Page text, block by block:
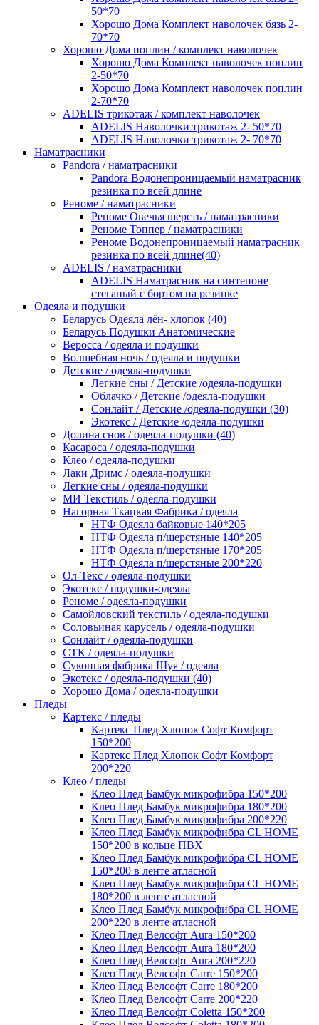
50*70
Хорошо Дома Комплект наволочек бязь 2-
70*70
Хорошо Дома поплин / комплект наволочек
Хорошо Дома Комплект наволочек поплин
2-50*70
Хорошо Дома Комплект наволочек поплин
2-70*70
ADELIS трикотаж / комплект наволочек
ADELIS Наволочки трикотаж 2- 50*70
ADELIS Наволочки трикотаж 2- 70*70
Наматрасники
Pandora / наматрасники
Pandora Водонепроницаемый наматрасник
резинка по всей длине
Реноме / наматрасники
Реноме Овечья шерсть / наматрасники
Реноме Топпер / наматрасники
Реноме Водонепроницаемый наматрасник
резинка по всей длине(40)
ADELIS / наматрасники
ADELIS Наматрасник на синтепоне
стеганый с бортом на резинке
Одеяла и подушки
Беларусь Одеяла лён- хлопок (40)
Беларусь Подушки Анатомические
Веросса / одеяла и подушки
Волшебная ночь / одеяла и подушки
Детские / одеяла-подушки
Легкие сны / Детские /одеяла-подушки
Облачко / Детские /одеяла-подушки
Сонлайт / Детские /одеяла-подушки (30)
Экотекс / Детские /одеяла-подушки
Долина снов / одеяла-подушки (40)
Касароса / одеяла-подушки
Клео / одеяла-подушки
Лаки Дримс / одеяла-подушки
Легкие сны / одеяла-подушки
МИ Текстиль / одеяла-подушки
Нагорная Ткацкая Фабрика / одеяла
НТФ Одеяла байковые 140*205
НТФ Одеяла п/шерстяные 140*205
НТФ Одеяла п/шерстяные 170*205
НТФ Одеяла п/шерстяные 200*220
Ол-Текс / одеяла-подушки
Экотекс / подушки-одеяла
Реноме / одеяла-подушки
Самойловский текстиль / одеяла-подушки
Соловьиная карусель / одеяла-подушки
Сонлайт / одеяла-подушки
СТК / одеяла-подушки
Суконная фабрика Шуя / одеяла
Экотекс / одеяла-подушки (40)
Хорошо Дома / одеяла-подушки
Пледы
Картекс / пледы
Картекс Плед Хлопок Софт Комфорт
150*200
Картекс Плед Хлопок Софт Комфорт
200*220
Клео / пледы
Клео Плед Бамбук микрофибра 150*200
Клео Плед Бамбук микрофибра 180*200
Клео Плед Бамбук микрофибра 200*220
Клео Плед Бамбук микрофибра CL HOME
150*200 в кольце ПВХ
Клео Плед Бамбук микрофибра CL HOME
150*200 в ленте атласной
Клео Плед Бамбук микрофибра CL HOME
180*200 в ленте атласной
Клео Плед Бамбук микрофибра CL HOME
200*220 в ленте атласной
Клео Плед Велсофт Aura 150*200
Клео Плед Велсофт Aura 180*200
Клео Плед Велсофт Aura 200*220
Клео Плед Велсофт Carre 150*200
Клео Плед Велсофт Carre 180*200
Клео Плед Велсофт Carre 200*220
Клео Плед Велсофт Coletta 150*200